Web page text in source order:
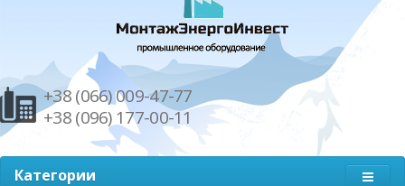
+38 (066) 009-47-77
+38 (096) 177-00-11
Категории